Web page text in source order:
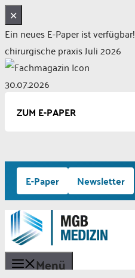
✕
Ein neues E-Paper ist verfügbar!
chirurgische praxis Juli 2026
30.07.2026
ZUM E-PAPER
Zum
Inhalt
springen
E-Paper Newsletter
Menü